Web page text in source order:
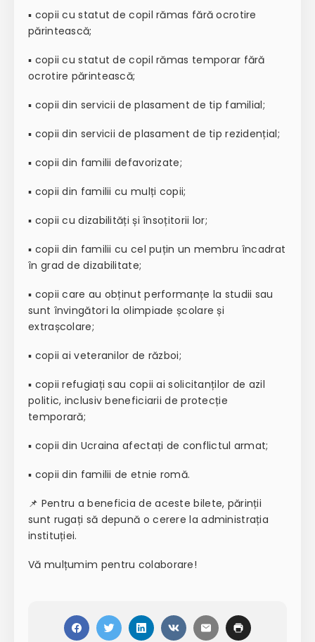
▪️ copii cu statut de copil rămas fără ocrotire
părintească;
▪️ copii cu statut de copil rămas temporar fără
ocrotire părintească;
▪️ copii din servicii de plasament de tip familial;
▪️ copii din servicii de plasament de tip rezidențial;
▪️ copii din familii defavorizate;
▪️ copii din familii cu mulți copii;
▪️ copii cu dizabilități și însoțitorii lor;
▪️ copii din familii cu cel puțin un membru încadrat
în grad de dizabilitate;
▪️ copii care au obținut performanțe la studii sau
sunt învingători la olimpiade școlare și
extrașcolare;
▪️ copii ai veteranilor de război;
▪️ copii refugiați sau copii ai solicitanților de azil
politic, inclusiv beneficiarii de protecție
temporară;
▪️ copii din Ucraina afectați de conflictul armat;
▪️ copii din familii de etnie romă.
📌 Pentru a beneficia de aceste bilete, părinții
sunt rugați să depună o cerere la administrația
instituției.
Vă mulțumim pentru colaborare!